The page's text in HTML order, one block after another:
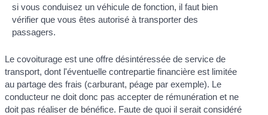
si vous conduisez un véhicule de fonction, il faut bien
vérifier que vous êtes autorisé à transporter des
passagers.
Le covoiturage est une offre désintéressée de service de
transport, dont l'éventuelle contrepartie financière est limitée
au partage des frais (carburant, péage par exemple). Le
conducteur ne doit donc pas accepter de rémunération et ne
doit pas réaliser de bénéfice. Faute de quoi il serait considéré